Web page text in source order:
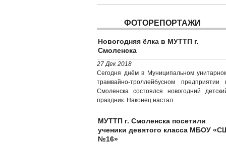
ФОТОРЕПОРТАЖИ
Новогодняя ёлка в МУТТП г.
Смоленска
27 Дек 2018
Сегодня днём в Муниципальном
трамвайно-троллейбусном предприятии
Смоленска состоялся новогодний
праздник. Наконец настал
МУТТП г. Смоленска посетили
ученики девятого класса МБОУ
№16»